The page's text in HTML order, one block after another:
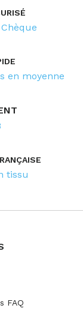
en moyenne
tissu
FAQ